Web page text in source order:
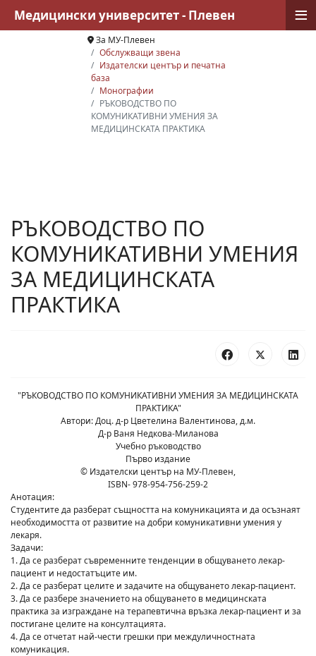
За МУ-Плевен
Обслужващи звена
Издателски център и печатна
база
Монографии
РЪКОВОДСТВО ПО
КОМУНИКАТИВНИ УМЕНИЯ ЗА
МЕДИЦИНСКАТА ПРАКТИКА
РЪКОВОДСТВО ПО
КОМУНИКАТИВНИ УМЕНИЯ
ЗА МЕДИЦИНСКАТА
ПРАКТИКА
"РЪКОВОДСТВО ПО КОМУНИКАТИВНИ УМЕНИЯ ЗА МЕДИЦИНСКАТА
ПРАКТИКА"
Автори: Доц. д-р Цветелина Валентинова, д.м.
Д-р Ваня Недкова-Миланова
Учебно ръководство
Първо издание
© Издателски център на МУ-Плевен,
ISBN- 978-954-756-259-2
Анотация:
Студентите да разберат същността на комуникацията и да осъзнаят
необходимостта от развитие на добри комуникативни умения у
лекаря.
Задачи:
1. Да се разберат съвременните тенденции в общуването лекар-
пациент и недостатъците им.
2. Да се разберат целите и задачите на общуването лекар-пациент.
3. Да се разбере значението на общуването в медицинската
практика за изграждане на терапевтична връзка лекар-пациент и за
постигане целите на консултацията.
4. Да се отчетат най-чести грешки при междуличностната
комуникация.
Медицински университет - Плевен ≡